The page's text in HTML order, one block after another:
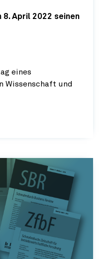
April 2022 seinen
eines
Wissenschaft und